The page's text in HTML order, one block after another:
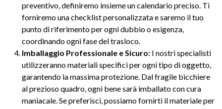
preventivo, definiremo insieme un calendario preciso. Ti
forniremo una checklist personalizzata e saremo il tuo
punto di riferimento per ogni dubbio o esigenza,
coordinando ogni fase del trasloco.
Imballaggio Professionale e Sicuro: I nostri specialisti
utilizzeranno materiali specifici per ogni tipo di oggetto,
garantendo la massima protezione. Dal fragile bicchiere
al prezioso quadro, ogni bene sarà imballato con cura
maniacale. Se preferisci, possiamo fornirti il materiale per